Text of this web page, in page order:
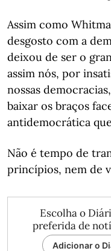
Assim como
desgosto com a
deixou de ser o
assim nós, por
nossas
baixar os braços
antidemocrática
Não é tempo de
princípios, nem de
Escolha o
preferida de
Adicionar o